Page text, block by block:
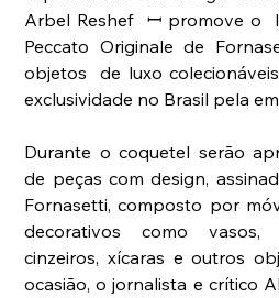
Arbel Reshef  ꟷ promove o
Peccato Originale de
objetos  de luxo
exclusividade no Brasil pela
Durante o coquetel serão
de peças com design,
Fornasetti, composto por
decorativos como vasos,
cinzeiros, xícaras e outros
ocasião, o jornalista e crítico